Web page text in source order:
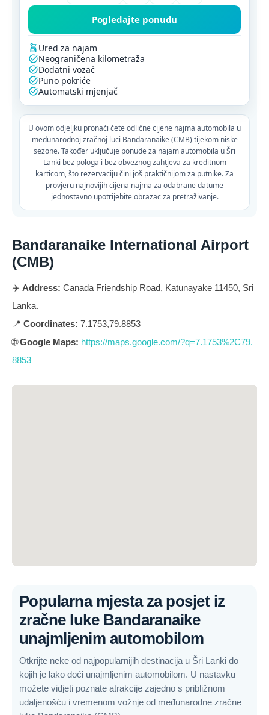
Pogledajte ponudu
Ured za najam
Neograničena kilometraža
Dodatni vozač
Puno pokriće
Automatski mjenjač
U ovom odjeljku pronaći ćete odlične cijene najma automobila u
međunarodnoj zračnoj luci Bandaranaike (CMB) tijekom niske
sezone. Također uključuje ponude za najam automobila u Šri
Lanki bez pologa i bez obveznog zahtjeva za kreditnom
karticom, što rezervaciju čini još praktičnijom za putnike. Za
provjeru najnovijih cijena najma za odabrane datume
jednostavno upotrijebite obrazac za pretraživanje.
Bandaranaike International Airport
(CMB)
✈️ Address: Canada Friendship Road, Katunayake 11450, Sri
Lanka.
📍 Coordinates: 7.1753,79.8853
🌐Google Maps: https://maps.google.com/?q=7.1753%2C79.
8853
Popularna mjesta za posjet iz
zračne luke Bandaranaike
unajmljenim automobilom
Otkrijte neke od najpopularnijih destinacija u Šri Lanki do
kojih je lako doći unajmljenim automobilom. U nastavku
možete vidjeti poznate atrakcije zajedno s približnom
udaljenošću i vremenom vožnje od međunarodne zračne